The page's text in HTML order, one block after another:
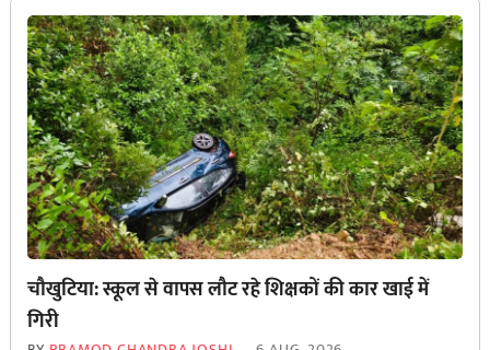
चौखुटिया: स्कूल से वापस लौट रहे शिक्षकों की कार खाई में
गिरी